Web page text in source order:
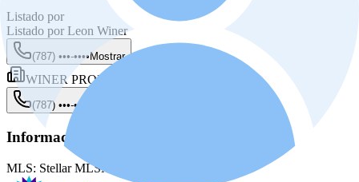
Listado por
Listado por Leon Winer
(787) •••-••••Mostrar
WINER PROPERTY GROUP
(787) •••-••••
Información de la fuente
MLS: Stellar MLSMLS ID: